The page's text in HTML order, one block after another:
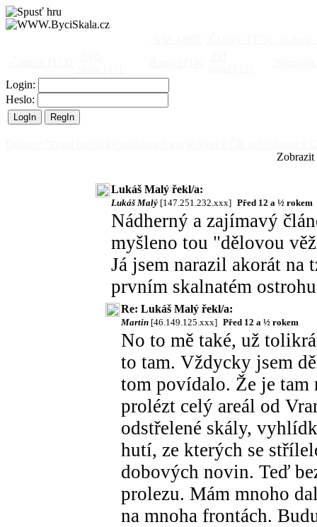
Login:
Heslo:
Lukáš Malý řekl/a:
Lukáš Malý [147.251.232.xxx] Před 12 a ½ rokem
Nádherný a zajímavý
myšleno tou "dělovou
Já jsem narazil akorát na
prvním skalnatém
Re: Lukáš Malý řekl/a:
Martin [46.149.125.xxx] Před 12 a ½ rokem
No to mě také, už
to tam. Vždycky jsem
tom povídalo. Že je tam
prolézt celý areál od
odstřelené skály,
hutí, ze kterých se
dobových novin. Teď
prolezu. Mám mnoho
na mnoha frontách.